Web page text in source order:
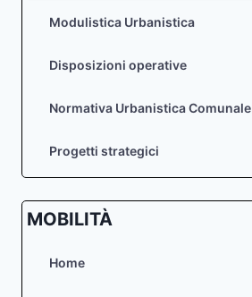
Modulistica Urbanistica
Disposizioni operative
Normativa Urbanistica Comunale
Progetti strategici
MOBILITÀ
Home